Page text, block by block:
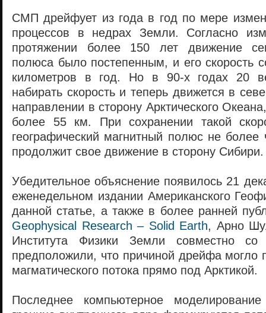
СМП дрейфует из года в год по мере
процессов в недрах Земли. Согласно
протяжении более 150 лет движение
полюса было постепенным, и его скорость
километров в год. Но в 90-х годах 20
набирать скорость и теперь движется в
направлении в сторону Арктического
более 55 км. При сохранении такой
географический магнитный полюс не
продолжит свое движение в сторону
Убедительное объяснение появилось 21
еженедельном издании Американского
данной статье, а также в более ранней
Geophysical Research – Solid Earth, Арно
Института Физики Земли совместно со
предположили, что причиной дрейфа могло
магматического потока прямо под Арктикой.
Последнее компьютерное